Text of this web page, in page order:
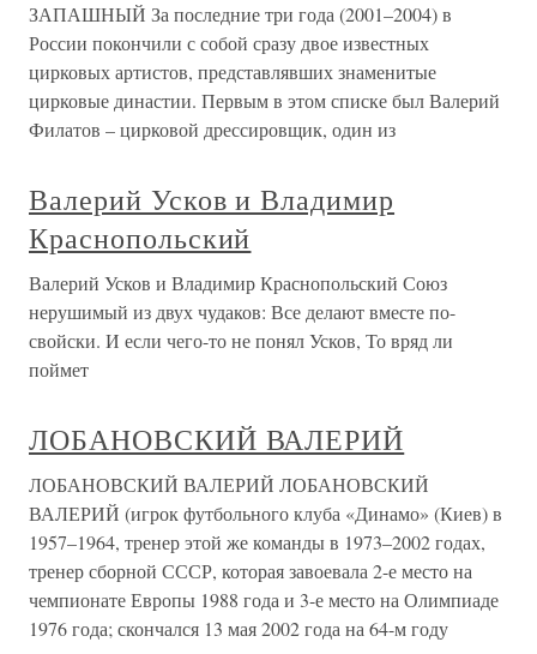
ЗАПАШНЫЙ За последние три года (2001–2004) в
России покончили с собой сразу двое известных
цирковых артистов, представлявших знаменитые
цирковые династии. Первым в этом списке был Валерий
Филатов – цирковой дрессировщик, один из
Валерий Усков и Владимир
Краснопольский
Валерий Усков и Владимир Краснопольский Союз
нерушимый из двух чудаков: Все делают вместе по-
свойски. И если чего-то не понял Усков, То вряд ли
поймет
ЛОБАНОВСКИЙ ВАЛЕРИЙ
ЛОБАНОВСКИЙ ВАЛЕРИЙ ЛОБАНОВСКИЙ
ВАЛЕРИЙ (игрок футбольного клуба «Динамо» (Киев) в
1957–1964, тренер этой же команды в 1973–2002 годах,
тренер сборной СССР, которая завоевала 2-е место на
чемпионате Европы 1988 года и 3-е место на Олимпиаде
1976 года; скончался 13 мая 2002 года на 64-м году